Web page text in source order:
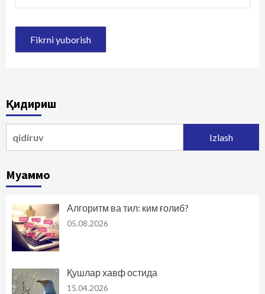
Қидириш
Муаммо
Алгоритм ва тил: ким ғолиб?
05.08.2026
Қушлар хавф остида
15.04.2026